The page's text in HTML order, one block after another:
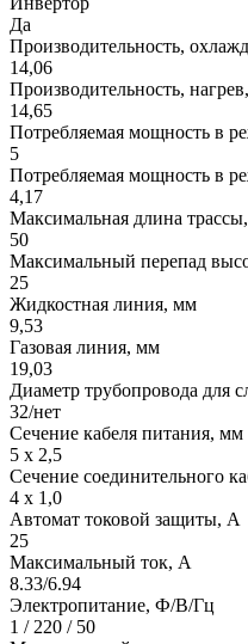
Да
Производительность,
14,06
Производительность,
14,65
Потребляемая мощность в
5
Потребляемая мощность в
4,17
Максимальная длина
50
Максимальный перепад
25
Жидкостная линия, мм
9,53
Газовая линия, мм
19,03
Диаметр трубопровода для
32/нет
Сечение кабеля питания, мм
5 х 2,5
Сечение соединительного
4 х 1,0
Автомат токовой защиты, A
25
Максимальный ток, А
8.33/6.94
Электропитание, Ф/В/Гц
1 / 220 / 50